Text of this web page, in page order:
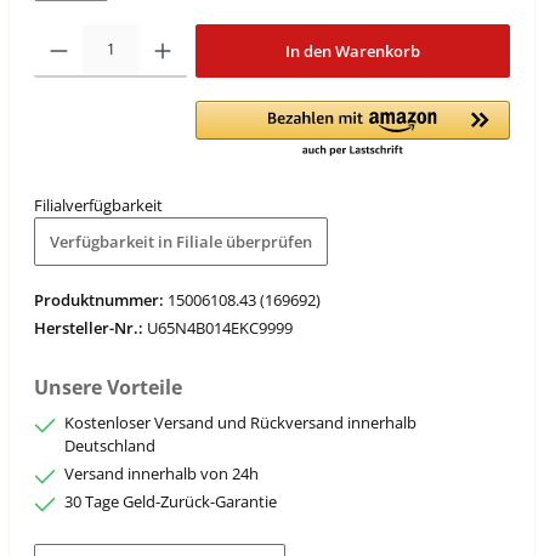
In den Warenkorb
Filialverfügbarkeit
Verfügbarkeit in Filiale überprüfen
Produktnummer: 15006108.43 (169692)
Hersteller-Nr.: U65N4B014EKC9999
Unsere Vorteile
Kostenloser Versand und Rückversand innerhalb
Deutschland
Versand innerhalb von 24h
30 Tage Geld-Zurück-Garantie